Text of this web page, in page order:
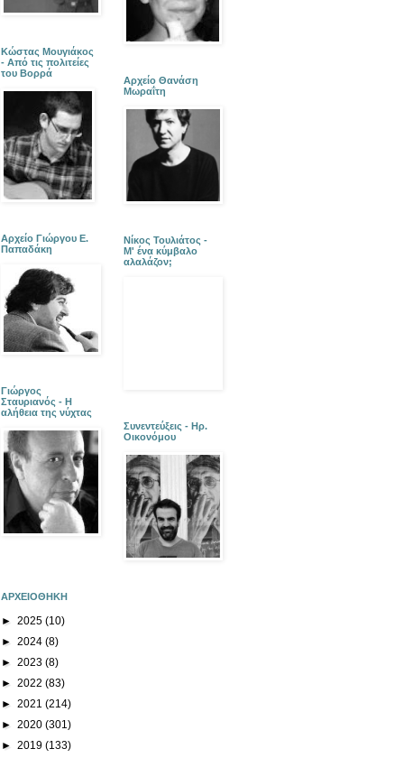
Κώστας Μουγιάκος
- Από τις πολιτείες
του Βορρά
Αρχείο Γιώργου Ε.
Παπαδάκη
Γιώργος
Σταυριανός - Η
αλήθεια της νύχτας
Αρχείο Θανάση
Μωραΐτη
Νίκος Τουλιάτος -
Μ' ένα κύμβαλο
αλαλάζον;
Συνεντεύξεις - Ηρ.
Οικονόμου
ΑΡΧΕΙΟΘΗΚΗ
► 2025 (10)
► 2024 (8)
► 2023 (8)
► 2022 (83)
► 2021 (214)
► 2020 (301)
► 2019 (133)